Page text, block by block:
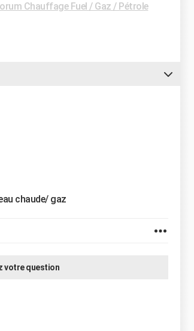
Chauffage Fuel / Gaz / Pétrole
chaude/ gaz
votre question